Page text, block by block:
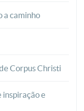
a caminho
Corpus Christi
inspiração e